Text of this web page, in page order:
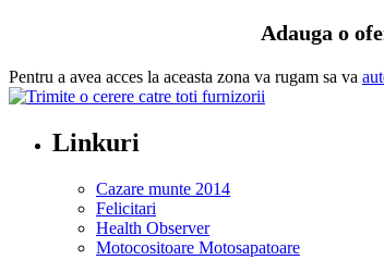
Adauga o
Pentru a avea acces la aceasta zona va rugam sa va
Linkuri
Cazare munte 2014
Felicitari
Health Observer
Motocositoare Motosapatoare